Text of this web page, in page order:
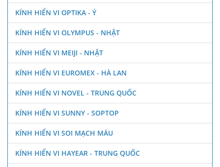
KÍNH HIỂN VI OPTIKA - Ý
KÍNH HIỂN VI OLYMPUS - NHẬT
KÍNH HIỂN VI MEIJI - NHẬT
KÍNH HIỂN VI EUROMEX - HÀ LAN
KÍNH HIỂN VI NOVEL - TRUNG QUỐC
KÍNH HIỂN VI SUNNY - SOPTOP
KÍNH HIỂN VI SOI MẠCH MÁU
KÍNH HIỂN VI HAYEAR - TRUNG QUỐC